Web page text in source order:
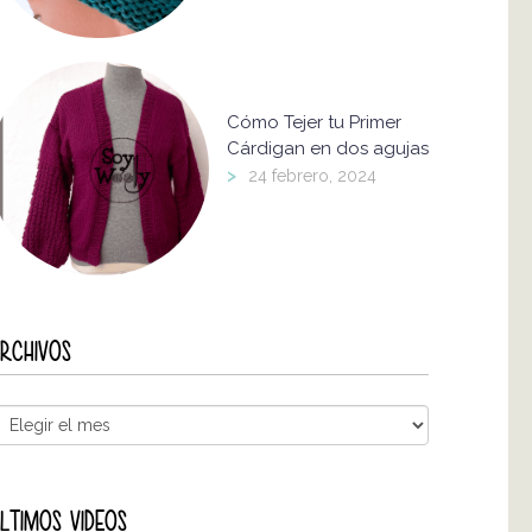
Cómo Tejer tu Primer
Cárdigan en dos agujas
> 24 febrero, 2024
VIDEOS